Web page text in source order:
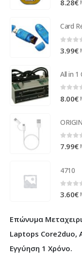
8.28€
Card
3.99€
All in 1
8.00€
0out of
7.99€
4710
0 out of
3.60€
Επώνυμα
Laptops Core2duo,
Εγγύηση 1 Χρόνο.